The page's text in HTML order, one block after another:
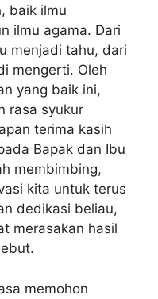
baik ilmu
ilmu agama. Dari
menjadi tahu, dari
mengerti. Oleh
yang baik ini,
rasa syukur
terima kasih
Bapak dan Ibu
membimbing,
kita untuk terus
dedikasi beliau,
merasakan hasil
memohon